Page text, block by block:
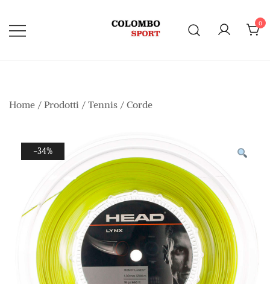
contenuto
0
Home / Prodotti / Tennis / Corde
-34%